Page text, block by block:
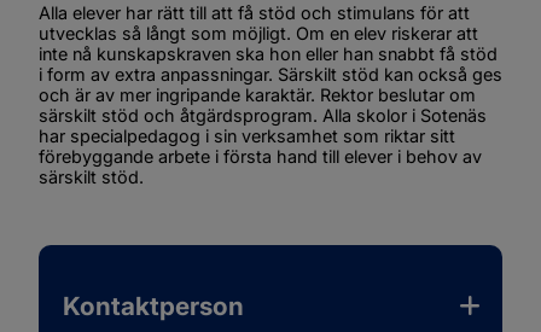
Alla elever har rätt till att få stöd och stimulans för att
utvecklas så långt som möjligt. Om en elev riskerar att
inte nå kunskapskraven ska hon eller han snabbt få stöd
i form av extra anpassningar. Särskilt stöd kan också ges
och är av mer ingripande karaktär. Rektor beslutar om
särskilt stöd och åtgärdsprogram. Alla skolor i Sotenäs
har specialpedagog i sin verksamhet som riktar sitt
förebyggande arbete i första hand till elever i behov av
särskilt stöd.
Kontaktperson